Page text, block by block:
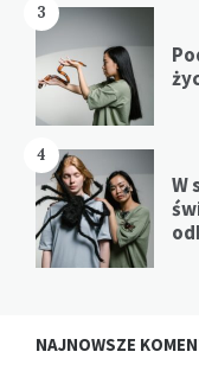
3
4
W
NAJNOWSZE